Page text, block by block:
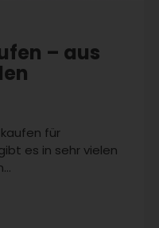
– aus
für
es in sehr vielen